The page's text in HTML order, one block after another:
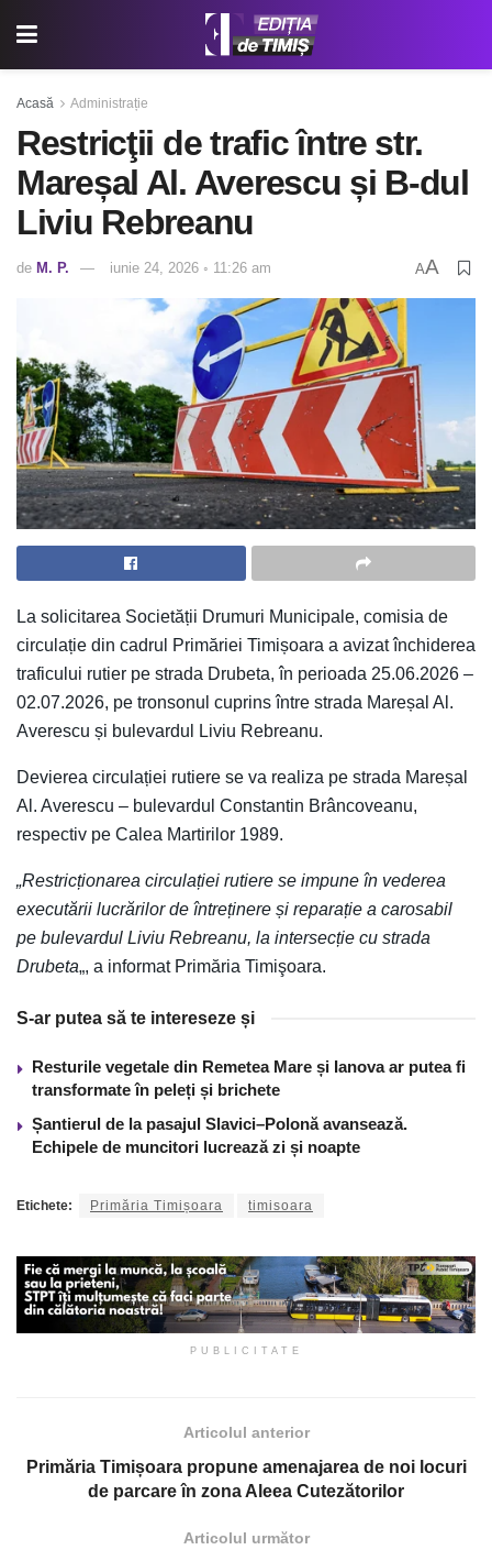
Acasă Administrație
Restricţii de trafic între str.
Mareșal Al. Averescu și B-dul
Liviu Rebreanu
de M. P. iunie 24, 2026 ◦ 11:26 am AA
La solicitarea Societății Drumuri Municipale, comisia de
circulație din cadrul Primăriei Timișoara a avizat închiderea
traficului rutier pe strada Drubeta, în perioada 25.06.2026 –
02.07.2026, pe tronsonul cuprins între strada Mareșal Al.
Averescu și bulevardul Liviu Rebreanu.
Devierea circulației rutiere se va realiza pe strada Mareșal
Al. Averescu – bulevardul Constantin Brâncoveanu,
respectiv pe Calea Martirilor 1989.
„Restricționarea circulației rutiere se impune în vederea
executării lucrărilor de întreținere și reparație a carosabil
pe bulevardul Liviu Rebreanu, la intersecție cu strada
Drubeta„, a informat Primăria Timişoara.
S-ar putea să te intereseze și
Resturile vegetale din Remetea Mare și Ianova ar putea fi
transformate în peleți și brichete
Șantierul de la pasajul Slavici–Polonă avansează.
Echipele de muncitori lucrează zi și noapte
Etichete: Primăria Timișoara timisoara
PUBLICITATE
Articolul anterior
Primăria Timișoara propune amenajarea de noi locuri
de parcare în zona Aleea Cutezătorilor
Articolul următor